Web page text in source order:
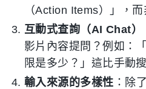
（Action Items）」，
互動式查詢（AI Chat）
影片內容提問？例如：
限是多少？」這比手動
輸入來源的多樣性 ：除